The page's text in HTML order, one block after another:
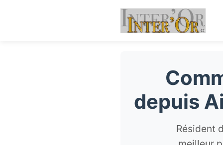
depuis
Résident